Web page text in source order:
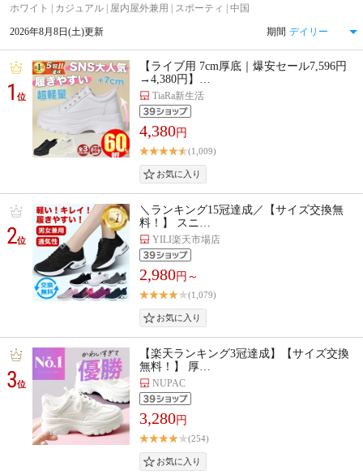
ホワイト | カジュアル | 屋内屋外兼用 | スポーティ | 中国
2026年8月8日(土)更新 期間
1位
【ライブ用 7cm厚底｜爆安セール7,596円
→4,380円】…
TiaRa新生活
4,380円
(1,009)
2位
＼ランキング15冠達成／【サイズ交換無
料！】 スニ…
YILI楽天市場店
2,980円～
(1,079)
3位
【楽天ランキング3冠達成】【サイズ交換
無料！】 厚…
NUPAC
3,280円
(254)